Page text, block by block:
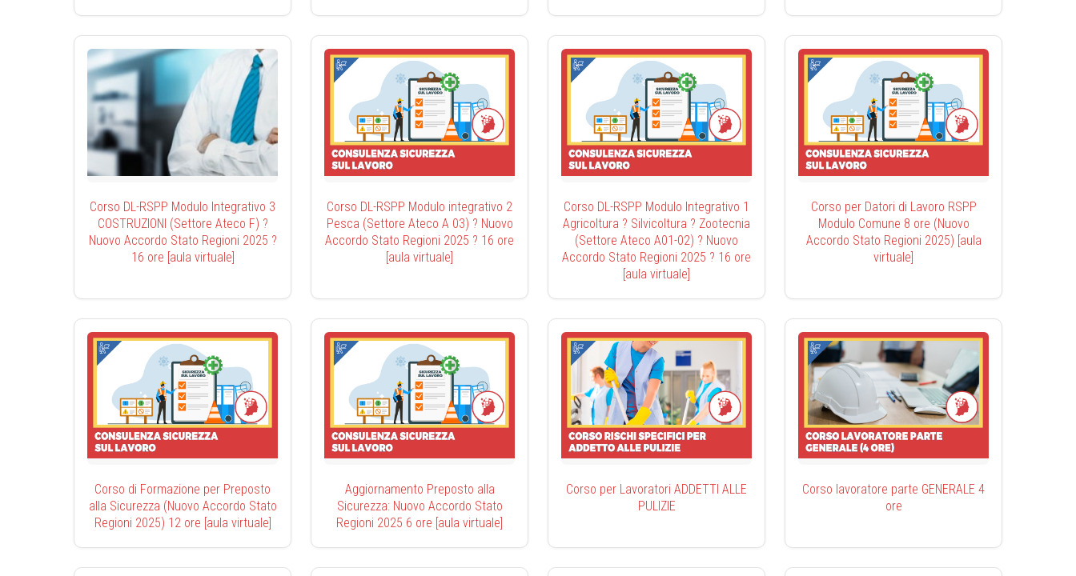
Corso DL-RSPP Modulo Integrativo 3
COSTRUZIONI (Settore Ateco F) ?
Nuovo Accordo Stato Regioni 2025 ?
16 ore [aula virtuale]
Corso DL-RSPP Modulo integrativo 2
Pesca (Settore Ateco A 03) ? Nuovo
Accordo Stato Regioni 2025 ? 16 ore
[aula virtuale]
Corso DL-RSPP Modulo Integrativo 1
Agricoltura ? Silvicoltura ? Zootecnia
(Settore Ateco A01-02) ? Nuovo
Accordo Stato Regioni 2025 ? 16 ore
[aula virtuale]
Corso per Datori di Lavoro RSPP
Modulo Comune 8 ore (Nuovo
Accordo Stato Regioni 2025) [aula
virtuale]
Corso di Formazione per Preposto
alla Sicurezza (Nuovo Accordo Stato
Regioni 2025) 12 ore [aula virtuale]
Aggiornamento Preposto alla
Sicurezza: Nuovo Accordo Stato
Regioni 2025 6 ore [aula virtuale]
Corso per Lavoratori ADDETTI ALLE
PULIZIE
Corso lavoratore parte GENERALE 4
ore